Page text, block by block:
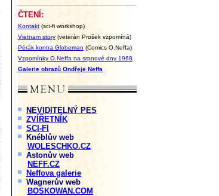
ČTENÍ:
Kontakt (sci-fi workshop)
Vietnam story (veterán Prošek vzpomíná)
Pérák kontra Globeman (Comics O.Neffa)
Vzpomínky O.Neffa na srpnové dny 1968
Galerie obrazů Ondřeje Neffa
NEVIDITELNÝ PES
ZVÍŘETNÍK
SCI-FI
Knéblův web
WOLESCHKO.CZ
Astonův web
NEFF.CZ
Neffova galerie
Wagnerův web
BOSKOWAN.COM